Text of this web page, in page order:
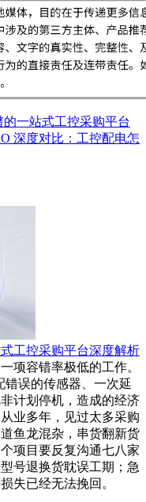
的一站式工控采购平台
深度对比：工控配电怎
工控采购平台深度解析
项容错率极低的工作。
错误的传感器、一次延
计划停机，造成的经济
业多年，见过太多采购
鱼龙混杂，串货翻新货
项目要反复沟通七八家
号退换货耽误工期；急
失已经无法挽回。